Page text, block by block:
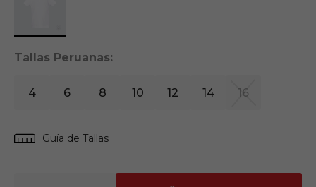
Tallas Peruanas:
4 6 8 10 12 14 16
Guía de Tallas